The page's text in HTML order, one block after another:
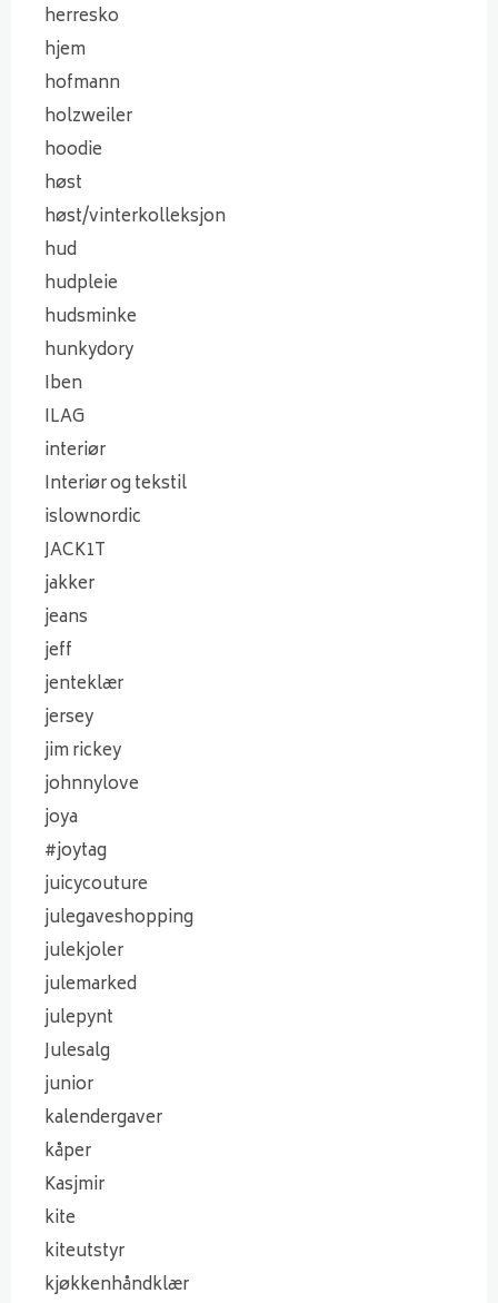
herresko
hjem
hofmann
holzweiler
hoodie
høst
høst/vinterkolleksjon
hud
hudpleie
hudsminke
hunkydory
Iben
ILAG
interiør
Interiør og tekstil
islownordic
JACK1T
jakker
jeans
jeff
jenteklær
jersey
jim rickey
johnnylove
joya
#joytag
juicycouture
julegaveshopping
julekjoler
julemarked
julepynt
Julesalg
junior
kalendergaver
kåper
Kasjmir
kite
kiteutstyr
kjøkkenhåndklær